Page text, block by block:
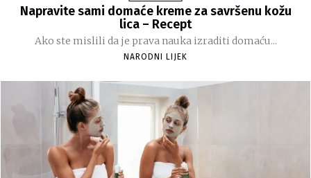
Napravite sami domaće kreme za savršenu kožu
lica – Recept
Ako ste mislili da je prava nauka izraditi domaću...
NARODNI LIJEK